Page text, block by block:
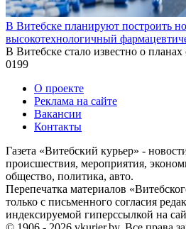
В Витебске планируют построить
высокотехнологичный
В Витебске стало известно о планах
0199
О проекте
Реклама на сайте
Вакансии
Контакты
Газета «Витебский курьер» -
происшествия, мероприятия,
общество, политика, авто.
Перепечатка материалов
только с письменного согласия
индексируемой гиперссылкой на